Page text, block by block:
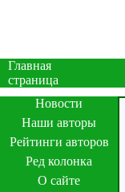
Главная
страница
Новости
Наши авторы
Рейтинги авторов
Ред колонка
О сайте